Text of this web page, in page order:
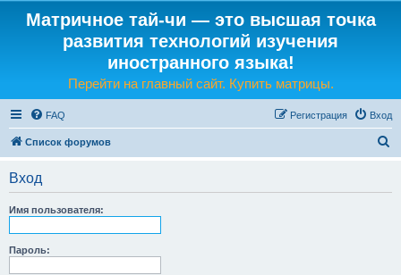
Матричное тай-чи — это высшая точка
развития технологий изучения
иностранного языка!
Перейти на главный сайт. Купить матрицы.
FAQ Вход
Регистрация
Список форумов
Вход
Имя пользователя:
Пароль: